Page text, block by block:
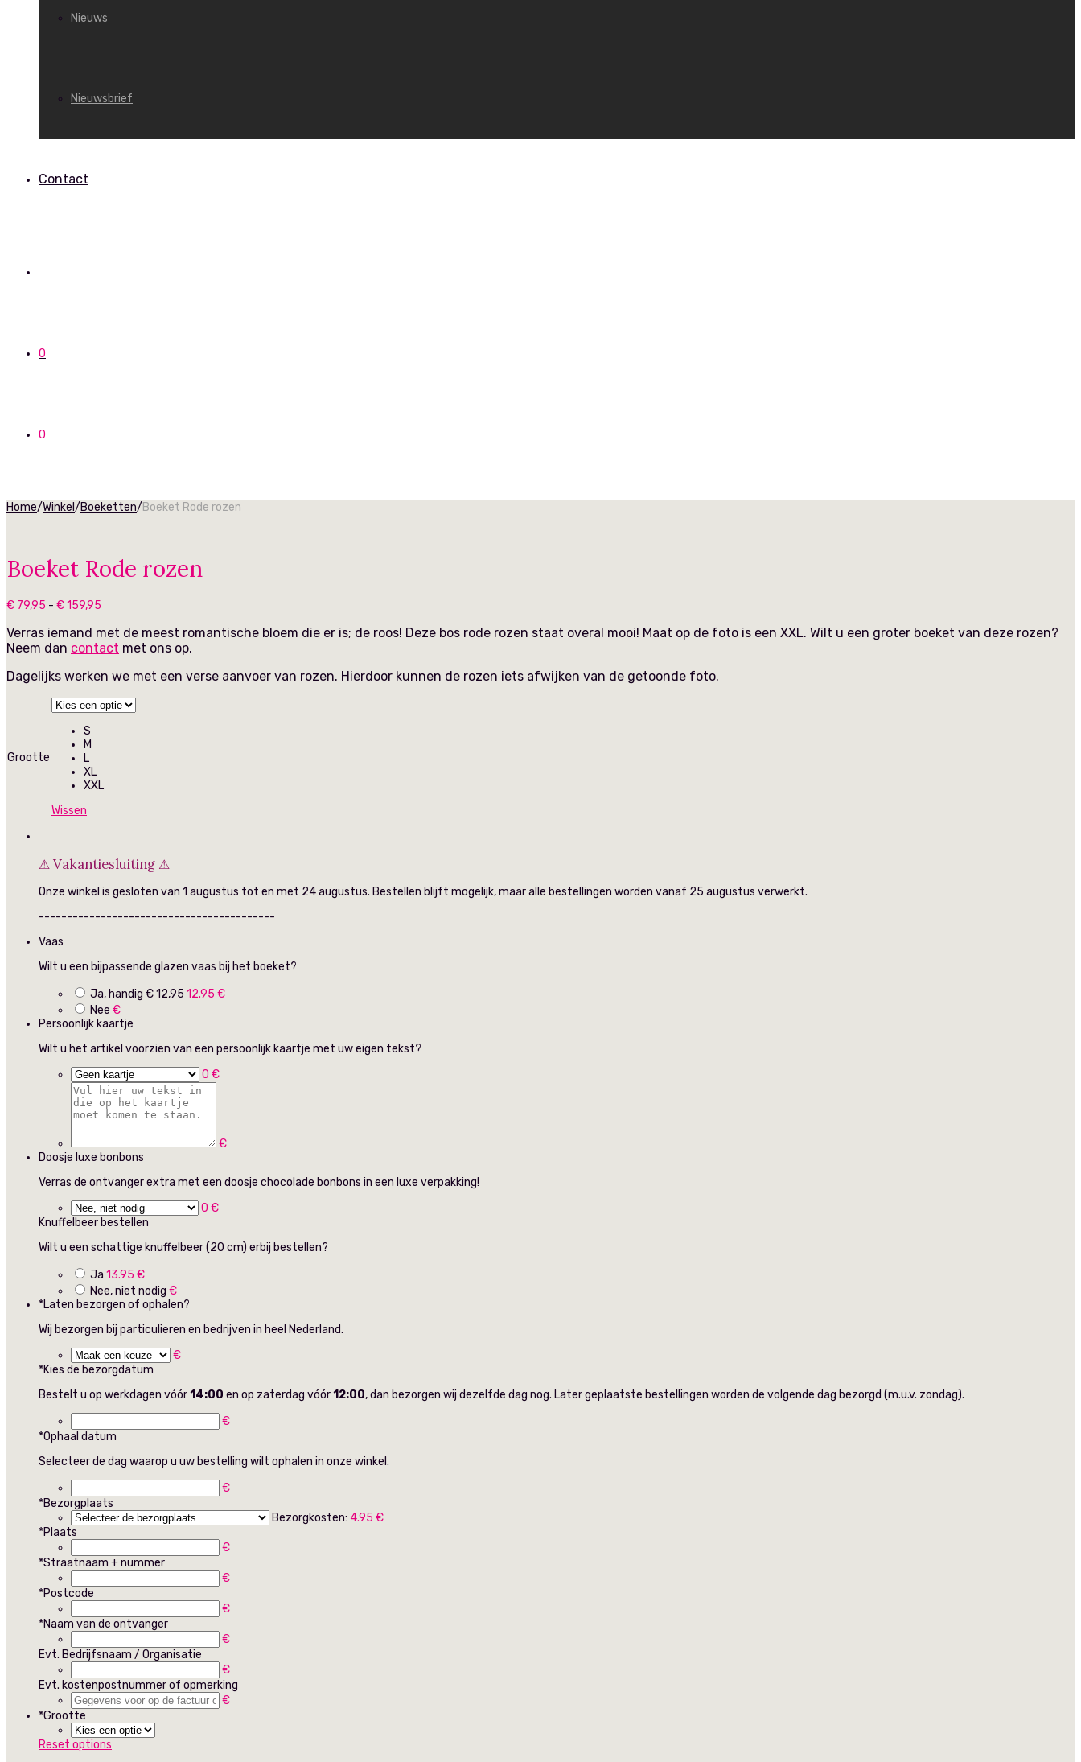
Nieuws
Nieuwsbrief
Contact
0
0
Home/Winkel /Boeketten/Boeket Rode rozen
Boeket Rode rozen
€ 79,95 - €159,95
tot
€ 159,95
Verras iemand met de meest romantische bloem die er is; de roos! Deze bos rode rozen staat overal mooi! Maat op de foto is een XXL. Wilt u een groter boeket van deze rozen?
Neem dan contact met ons op.
Dagelijks werken we met een verse aanvoer van rozen. Hierdoor kunnen de rozen iets afwijken van de getoonde foto.
Grootte
S
M
L
XL
XXL
Wissen
⚠ Vakantiesluiting ⚠
Onze winkel is gesloten van 1 augustus tot en met 24 augustus. Bestellen blijft mogelijk, maar alle bestellingen worden vanaf 25 augustus verwerkt.
------------------------------------------
Vaas
Wilt u een bijpassende glazen vaas bij het boeket?
Ja, handig € 12,95 12.95 €
Nee €
Persoonlijk kaartje
Wilt u het artikel voorzien van een persoonlijk kaartje met uw eigen tekst?
0 €
€
Doosje luxe bonbons
Verras de ontvanger extra met een doosje chocolade bonbons in een luxe verpakking!
0 €
Knuffelbeer bestellen
Wilt u een schattige knuffelbeer (20 cm) erbij bestellen?
Ja 13.95 €
Nee, niet nodig €
*Laten bezorgen of ophalen?
Wij bezorgen bij particulieren en bedrijven in heel Nederland.
€
*Kies de bezorgdatum
Bestelt u op werkdagen vóór14:00 en op zaterdag vóór12:00, dan bezorgen wij dezelfde dag nog. Later geplaatste bestellingen worden de volgende dag bezorgd (m.u.v. zondag).
€
*Ophaal datum
Selecteer de dag waarop u uw bestelling wilt ophalen in onze winkel.
€
*Bezorgplaats
Bezorgkosten: 4.95 €
*Plaats
€
*Straatnaam + nummer
€
*Postcode
€
*Naam van de ontvanger
€
Evt. Bedrijfsnaam / Organisatie
€
Evt. kostenpostnummer of opmerking
€
*Grootte
Reset options